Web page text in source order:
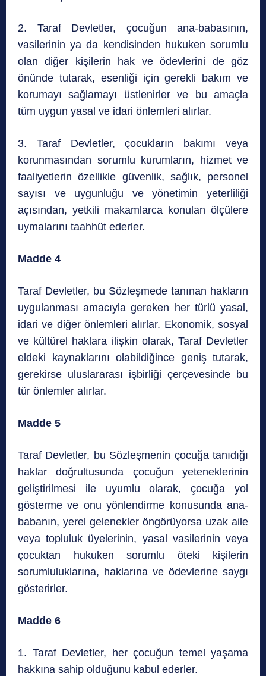
2. Taraf Devletler, çocuğun ana-babasının,
vasilerinin ya da kendisinden hukuken sorumlu
olan diğer kişilerin hak ve ödevlerini de göz
önünde tutarak, esenliği için gerekli bakım ve
korumayı sağlamayı üstlenirler ve bu amaçla
tüm uygun yasal ve idari önlemleri alırlar.
3. Taraf Devletler, çocukların bakımı veya
korunmasından sorumlu kurumların, hizmet ve
faaliyetlerin özellikle güvenlik, sağlık, personel
sayısı ve uygunluğu ve yönetimin yeterliliği
açısından, yetkili makamlarca konulan ölçülere
uymalarını taahhüt ederler.
Madde 4
Taraf Devletler, bu Sözleşmede tanınan hakların
uygulanması amacıyla gereken her türlü yasal,
idari ve diğer önlemleri alırlar. Ekonomik, sosyal
ve kültürel haklara ilişkin olarak, Taraf Devletler
eldeki kaynaklarını olabildiğince geniş tutarak,
gerekirse uluslararası işbirliği çerçevesinde bu
tür önlemler alırlar.
Madde 5
Taraf Devletler, bu Sözleşmenin çocuğa tanıdığı
haklar doğrultusunda çocuğun yeteneklerinin
geliştirilmesi ile uyumlu olarak, çocuğa yol
gösterme ve onu yönlendirme konusunda ana-
babanın, yerel gelenekler öngörüyorsa uzak aile
veya topluluk üyelerinin, yasal vasilerinin veya
çocuktan hukuken sorumlu öteki kişilerin
sorumluluklarına, haklarına ve ödevlerine saygı
gösterirler.
Madde 6
1. Taraf Devletler, her çocuğun temel yaşama
hakkına sahip olduğunu kabul ederler.